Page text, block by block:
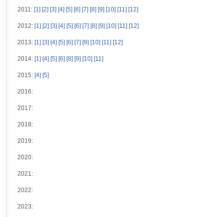
2011: [1] [2] [3] [4] [5] [6] [7] [8] [9] [10] [11] [12]
2012: [1] [2] [3] [4] [5] [6] [7] [8] [9] [10] [11] [12]
2013: [1] [3] [4] [5] [6] [7] [9] [10] [11] [12]
2014: [1] [4] [5] [6] [8] [9] [10] [11]
2015: [4] [5]
2016:
2017:
2018:
2019:
2020:
2021:
2022:
2023: